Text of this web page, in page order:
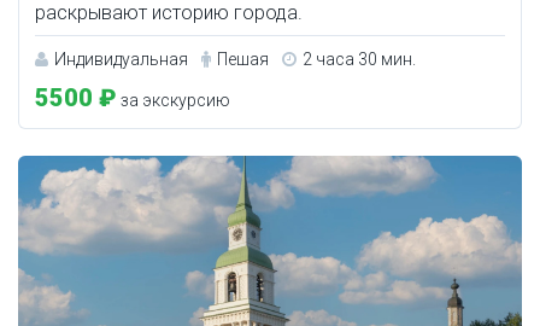
раскрывают историю города.
Индивидуальная Пешая 2 часа 30 мин.
5500 ₽ за экскурсию